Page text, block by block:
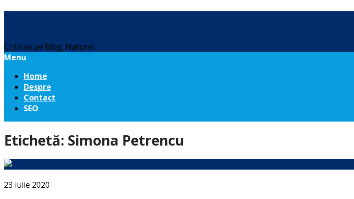
Craiova pe blog. Natural.
Menu
Home
Despre
Contact
SEO
Etichetă: Simona Petrencu
23 iulie 2020